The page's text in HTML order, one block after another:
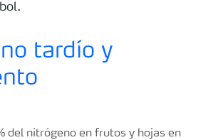
del nitrógeno en frutos y hojas en